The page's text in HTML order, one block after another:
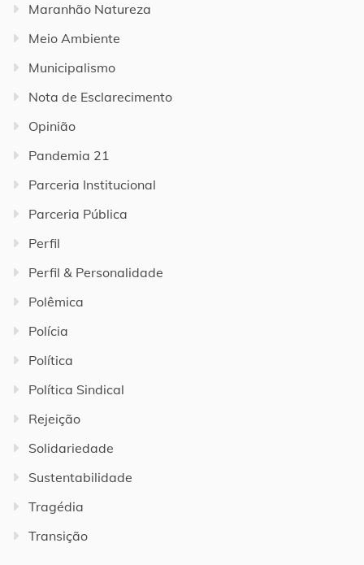
Maranhão Natureza
Meio Ambiente
Municipalismo
Nota de Esclarecimento
Opinião
Pandemia 21
Parceria Institucional
Parceria Pública
Perfil
Perfil & Personalidade
Polêmica
Polícia
Política
Política Sindical
Rejeição
Solidariedade
Sustentabilidade
Tragédia
Transição